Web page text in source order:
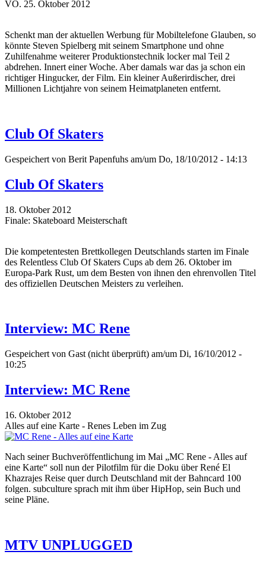
VÖ. 25. Oktober 2012
Schenkt man der aktuellen Werbung für Mobiltelefone Glauben, so
könnte Steven Spielberg mit seinem Smartphone und ohne
Zuhilfenahme weiterer Produktionstechnik locker mal Teil 2
abdrehen. Innert einer Woche. Aber damals war das ja schon ein
richtiger Hingucker, der Film. Ein kleiner Außerirdischer, drei
Millionen Lichtjahre von seinem Heimatplaneten entfernt.
Club Of Skaters
Gespeichert von Berit Papenfuhs am/um Do, 18/10/2012 - 14:13
Club Of Skaters
18. Oktober 2012
Finale: Skateboard Meisterschaft
Die kompetentesten Brettkollegen Deutschlands starten im Finale
des Relentless Club Of Skaters Cups ab dem 26. Oktober im
Europa-Park Rust, um dem Besten von ihnen den ehrenvollen Titel
des offiziellen Deutschen Meisters zu verleihen.
Interview: MC Rene
Gespeichert von Gast (nicht überprüft) am/um Di, 16/10/2012 -
10:25
Interview: MC Rene
16. Oktober 2012
Alles auf eine Karte - Renes Leben im Zug
Nach seiner Buchveröffentlichung im Mai „MC Rene - Alles auf
eine Karte“ soll nun der Pilotfilm für die Doku über René El
Khazrajes Reise quer durch Deutschland mit der Bahncard 100
folgen. subculture sprach mit ihm über HipHop, sein Buch und
seine Pläne.
MTV UNPLUGGED